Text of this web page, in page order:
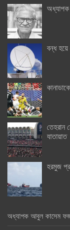
বন্ধ
তেহরান
যাতায়াত
হরমুজ
অধ্যাপক আবুল কাসেম